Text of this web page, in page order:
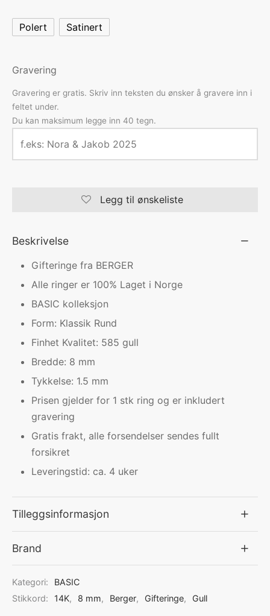
Polert Satinert
Gravering
Gravering er gratis. Skriv inn teksten du ønsker å gravere inn i
feltet under.
Du kan maksimum legge inn 40 tegn.
Legg til ønskeliste
Beskrivelse
Gifteringe fra BERGER
Alle ringer er 100% Laget i Norge
BASIC kolleksjon
Form: Klassik Rund
Finhet Kvalitet: 585 gull
Bredde: 8 mm
Tykkelse: 1.5 mm
Prisen gjelder for 1 stk ring og er inkludert
gravering
Gratis frakt, alle forsendelser sendes fullt
forsikret
Leveringstid: ca. 4 uker
Tilleggsinformasjon
Brand
Kategori:
BASIC
Stikkord:
14K, 8 mm, Berger, Gifteringe, Gull